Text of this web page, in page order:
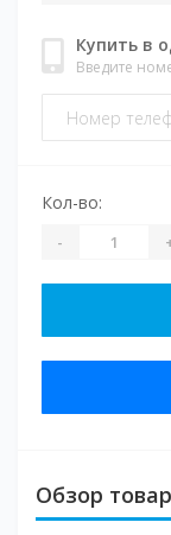
Купить в
Введите
Кол-во:
-
Обзор